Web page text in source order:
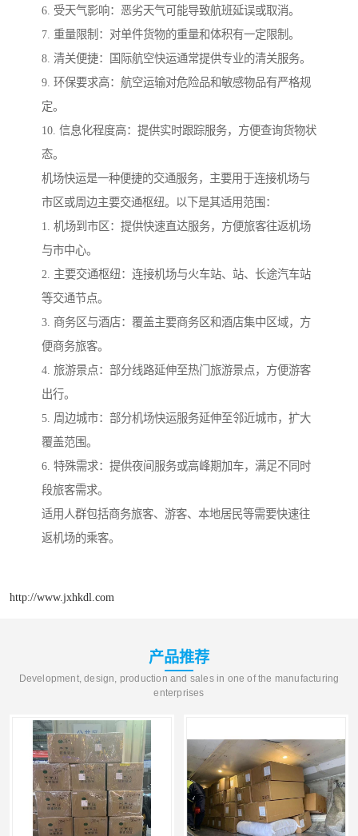
6. 受天气影响：恶劣天气可能导致航班延误或取消。
7. 重量限制：对单件货物的重量和体积有一定限制。
8. 清关便捷：国际航空快运通常提供专业的清关服务。
9. 环保要求高：航空运输对危险品和敏感物品有严格规
定。
10. 信息化程度高：提供实时跟踪服务，方便查询货物状
态。
机场快运是一种便捷的交通服务，主要用于连接机场与
市区或周边主要交通枢纽。以下是其适用范围：
1. 机场到市区：提供快速直达服务，方便旅客往返机场
与市中心。
2. 主要交通枢纽：连接机场与火车站、站、长途汽车站
等交通节点。
3. 商务区与酒店：覆盖主要商务区和酒店集中区域，方
便商务旅客。
4. 旅游景点：部分线路延伸至热门旅游景点，方便游客
出行。
5. 周边城市：部分机场快运服务延伸至邻近城市，扩大
覆盖范围。
6. 特殊需求：提供夜间服务或高峰期加车，满足不同时
段旅客需求。
适用人群包括商务旅客、游客、本地居民等需要快速往
返机场的乘客。
http://www.jxhkdl.com
产品推荐
Development, design, production and sales in one of the manufacturing
enterprises